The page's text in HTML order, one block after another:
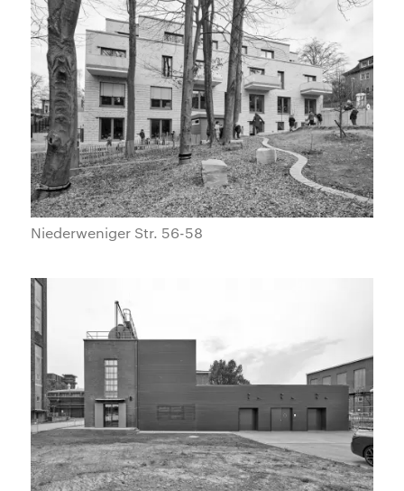
Niederweniger Str. 56-58